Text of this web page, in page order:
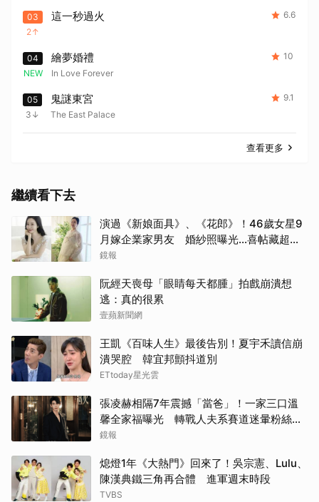
03
2
這一秒過火 6.6
04
NEW
繪夢婚禮
In Love Forever
10
05
3
鬼謎東宮
The East Palace
9.1
查看更多
繼續看下去
演過《新娘面具》、《花郎》！46歲女星9
月嫁企業家男友 婚紗照曝光…喜帖藏超甜
告白
鏡報
阮經天喪母「眼睛每天都腫」拍戲崩潰想
逃：真的很累
壹蘋新聞網
王凱《百味人生》最後告別！夏宇禾讀信崩
潰哭腔 韓宜邦顫抖道別
ETtoday星光雲
張凌赫相隔7年震撼「當爸」！一家三口溫
馨全家福曝光 轉戰人夫系賽道迷暈粉絲嗨
喊：直接結婚
鏡報
熄燈1年《大熱門》回來了！吳宗憲、Lulu、
陳漢典鐵三角再合體 進軍週末時段
TVBS